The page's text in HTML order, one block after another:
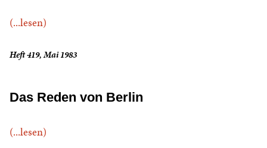
(...lesen)
Heft 419, Mai 1983
Das Reden von Berlin
(...lesen)